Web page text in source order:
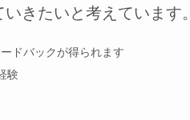
きたいと考えています。
ドバックが得られます
験